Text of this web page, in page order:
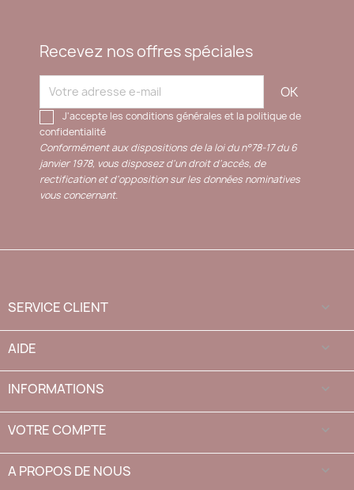
Recevez nos offres spéciales
J'accepte les conditions générales et la politique de
confidentialité
Conformément aux dispositions de la loi du n°78-17 du 6
janvier 1978, vous disposez d'un droit d'accès, de
rectification et d'opposition sur les données nominatives
vous concernant.
SERVICE CLIENT
AIDE
INFORMATIONS
VOTRE COMPTE
A PROPOS DE NOUS